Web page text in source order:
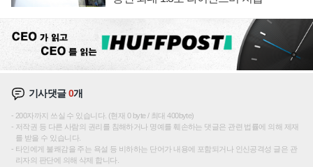
기사댓글0개
200자까지 쓰실 수 있습니다. (현재 0 byte / 최대 400byte)
저작권 등 다른 사람의 권리를 침해하거나 명예를 훼손하는 댓글은 관련 법률에 의해 제재
를 받을 수 있습니다.
타인에게 불쾌감을 주는 욕설 등 비하하는 단어가 내용에 포함되거나 인신공격성 글은 관
리자의 판단에 의해 삭제 합니다.